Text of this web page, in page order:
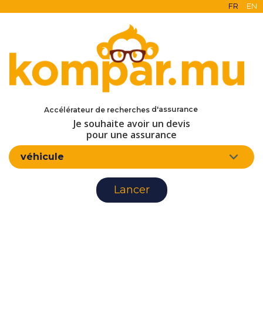
FR EN
Accélérateur de recherches
en ligne
d'assurance
Je souhaite avoir un devis
pour une assurance
véhicule
Lancer